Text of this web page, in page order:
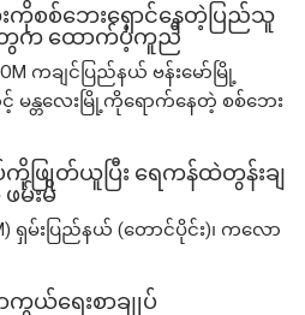
းကိုစစ်ဘေးရှောင်နေတဲ့ပြည်သူ
ေက ထောက်ပံ့ကူညီ
ကချင်ပြည်နယ် ဗန်းမော်မြို့
မန္တလေးမြို့ကိုရောက်နေတဲ့ စစ်ဘေး
ကိုဖြုတ်ယူပြီး ရေကန်ထဲတွန်းချ
မ်းမိ
ရှမ်းပြည်နယ် (တောင်ပိုင်း)၊ ကလော
ာကွယ်ရေးစာချုပ်